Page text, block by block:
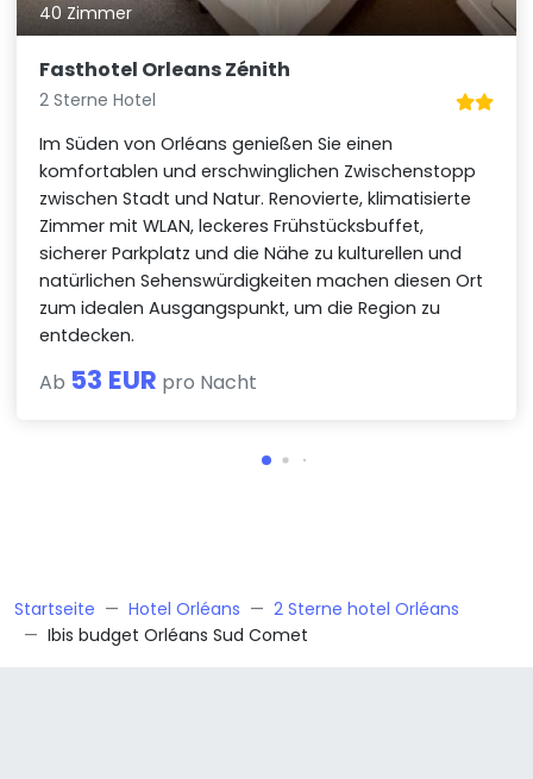
40 Zimmer
Fasthotel Orleans Zénith
2 Sterne Hotel
Im Süden von Orléans genießen Sie einen
komfortablen und erschwinglichen Zwischenstopp
zwischen Stadt und Natur. Renovierte, klimatisierte
Zimmer mit WLAN, leckeres Frühstücksbuffet,
sicherer Parkplatz und die Nähe zu kulturellen und
natürlichen Sehenswürdigkeiten machen diesen Ort
zum idealen Ausgangspunkt, um die Region zu
entdecken.
Ab 53 EUR pro Nacht
Startseite Hotel Orléans
2 Sterne hotel Orléans
Ibis budget Orléans Sud Comet